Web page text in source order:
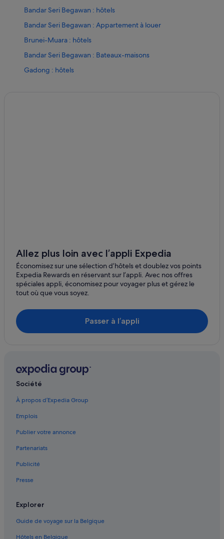
Bandar Seri Begawan : hôtels
Bandar Seri Begawan : Appartement à louer
Brunei-Muara : hôtels
Bandar Seri Begawan : Bateaux-maisons
Gadong : hôtels
Bandar Seri Begawan : Resort
Allez plus loin avec l’appli Expedia
Économisez sur une sélection d’hôtels et doublez vos points
Expedia Rewards en réservant sur l’appli. Avec nos offres
spéciales appli, économisez pour voyager plus et gérez le
tout où que vous soyez.
Passer à l’appli
Société
À propos d’Expedia Group
Emplois
Publier votre annonce
Partenariats
Publicité
Presse
Explorer
Guide de voyage sur la Belgique
Hôtels en Belgique